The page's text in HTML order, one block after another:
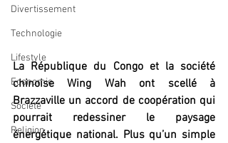
Divertissement
Technologie
Lifestyle
Economie
Société
Religion
La République du Congo et la société
chinoise Wing Wah ont scellé à
Brazzaville un accord de coopération qui
pourrait redessiner le paysage
énergétique national. Plus qu’un simple